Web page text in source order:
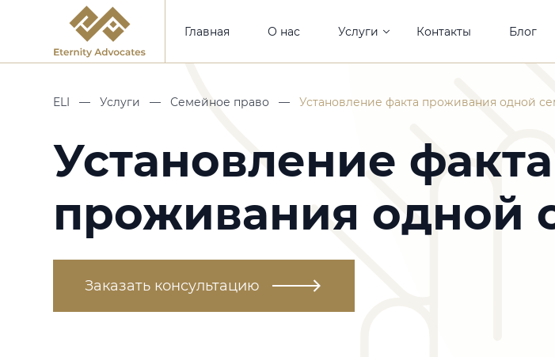
Главная О нас Услуги Контакты Блог
ELI — Услуги — Семейное право — Установление факта проживания одной
Установление факта
проживания одной
Заказать консультацию